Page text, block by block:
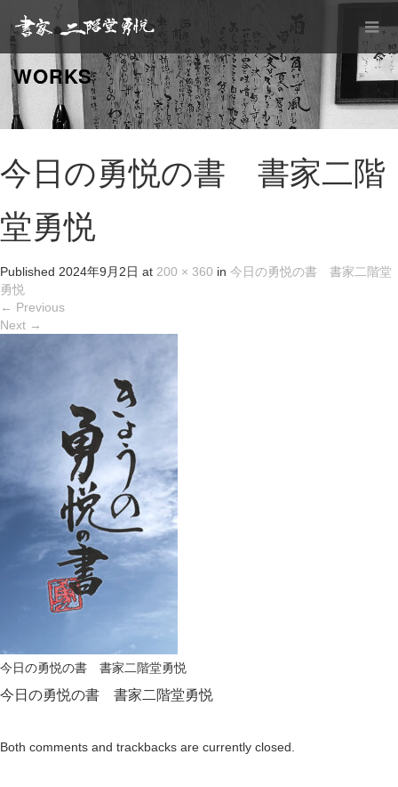
WORKS
今日の勇悦の書 書家二階
堂勇悦
Published 2024年9月2日 at 200 × 360 in 今日の勇悦の書 書家二階堂
勇悦
← Previous
Next →
今日の勇悦の書 書家二階堂勇悦
今日の勇悦の書 書家二階堂勇悦
Both comments and trackbacks are currently closed.